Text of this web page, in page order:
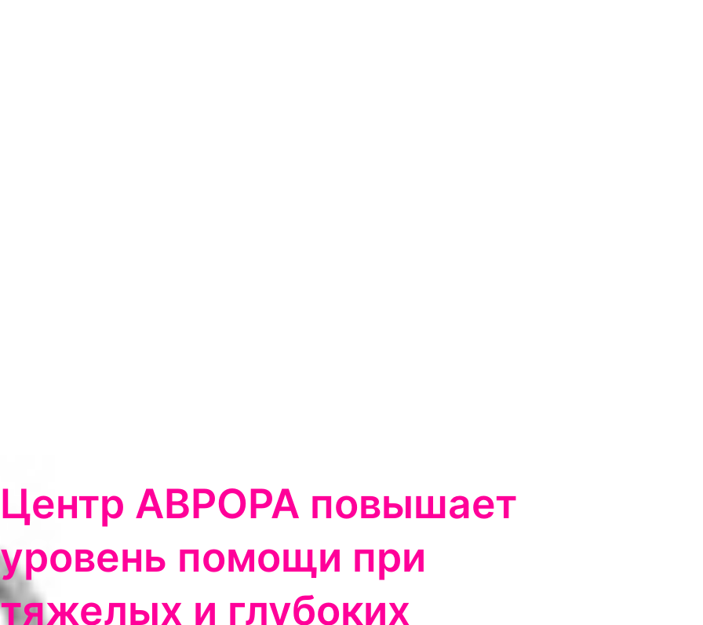
Центр АВРОРА повышает
уровень помощи при
тяжелых и глубоких